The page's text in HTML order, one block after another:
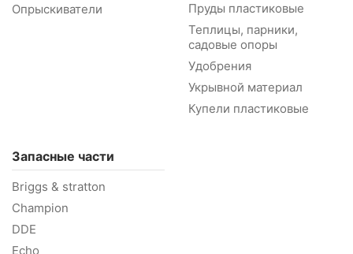
Опрыскиватели
Пруды пластиковые
Теплицы, парники,
садовые опоры
Удобрения
Укрывной материал
Купели пластиковые
Запасные части
Briggs & stratton
Champion
DDE
Echo